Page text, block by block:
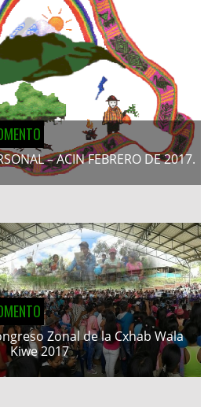
– ACIN FEBRERO DE 2017.
Zonal de la Cxhab Wala
Kiwe 2017